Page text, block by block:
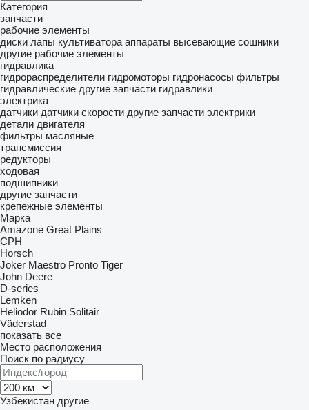
Категория
запчасти
рабочие элементы
диски лапы культиватора аппараты высевающие сошники
другие рабочие элементы
гидравлика
гидрораспределители гидромоторы гидронасосы фильтры
гидравлические другие запчасти гидравлики
электрика
датчики датчики скорости другие запчасти электрики
детали двигателя
фильтры масляные
трансмиссия
редукторы
ходовая
подшипники
другие запчасти
крепежные элементы
Марка
Amazone Great Plains
CPH
Horsch
Joker Maestro Pronto Tiger
John Deere
D-series
Lemken
Heliodor Rubin Solitair
Väderstad
показать все
Место расположения
Поиск по радиусу
Узбекистан другие